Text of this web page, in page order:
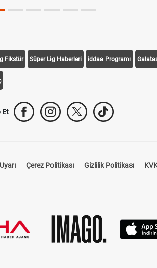
Fikstür Süper Lig Haberleri iddaa Programı
Et
Çerez Politikası Gizlilik Politikası